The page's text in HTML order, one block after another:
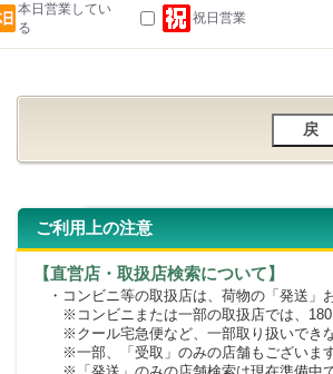
本日営業してい
る
祝日営業
ご利用上の注意
【直営店・取扱店検索について】
・コンビニ等の取扱店は、荷物の「発送」
※コンビニまたは一部の取扱店では、180
※クール宅急便など、一部取り扱いできな
※一部、「受取」のみの店舗もございます